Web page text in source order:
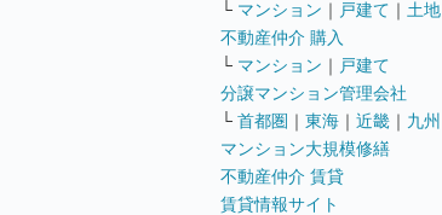
└ マンション ｜ 戸建て ｜ 土地
不動産仲介 購入
└ マンション ｜ 戸建て
分譲マンション管理会社
└ 首都圏 ｜ 東海 ｜ 近畿 ｜ 九州
マンション大規模修繕
不動産仲介 賃貸
賃貸情報サイト